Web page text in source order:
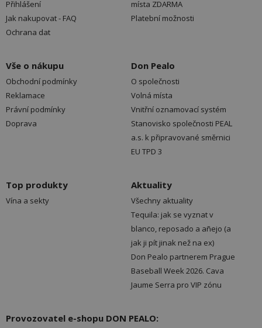
Přihlášení
Jak nakupovat - FAQ
Ochrana dat
místa ZDARMA
Platební možnosti
Vše o nákupu
Obchodní podmínky
Reklamace
Právní podmínky
Doprava
Don Pealo
O společnosti
Volná místa
Vnitřní oznamovací systém
Stanovisko společnosti PEAL
a.s. k připravované směrnici
EU TPD 3
Top produkty
Vína a sekty
Aktuality
Všechny aktuality
Tequila: jak se vyznat v
blanco, reposado a añejo (a
jak ji pít jinak než na ex)
Don Pealo partnerem Prague
Baseball Week 2026. Cava
Jaume Serra pro VIP zónu
Provozovatel e-shopu DON PEALO: